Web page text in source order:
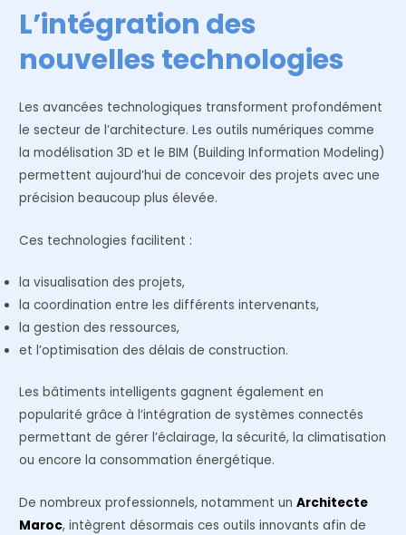
L’intégration des
nouvelles technologies
Les avancées technologiques transforment profondément
le secteur de l’architecture. Les outils numériques comme
la modélisation 3D et le BIM (Building Information Modeling)
permettent aujourd’hui de concevoir des projets avec une
précision beaucoup plus élevée.
Ces technologies facilitent :
la visualisation des projets,
la coordination entre les différents intervenants,
la gestion des ressources,
et l’optimisation des délais de construction.
Les bâtiments intelligents gagnent également en
popularité grâce à l’intégration de systèmes connectés
permettant de gérer l’éclairage, la sécurité, la climatisation
ou encore la consommation énergétique.
De nombreux professionnels, notamment unArchitecte
Maroc, intègrent désormais ces outils innovants afin de